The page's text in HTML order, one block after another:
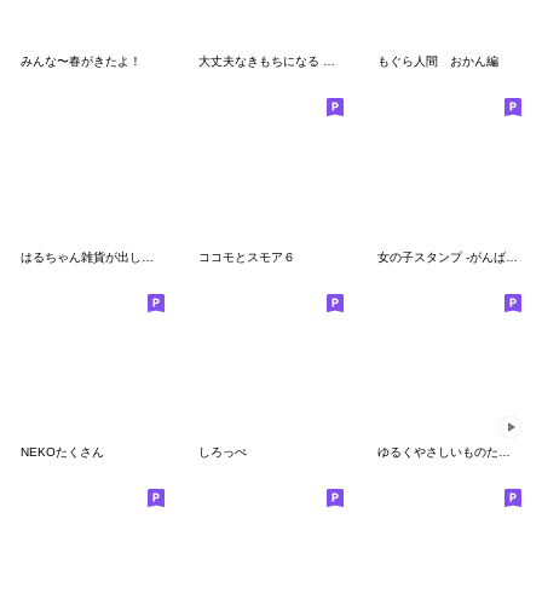
みんな〜春がきたよ！ 大丈夫なきもちになる マイペースな秋冬 もぐら人間 おかん編
ココモとスモア６ 女の子スタンプ -がんばれ新生活編-
NEKOたくさん しろっぺ